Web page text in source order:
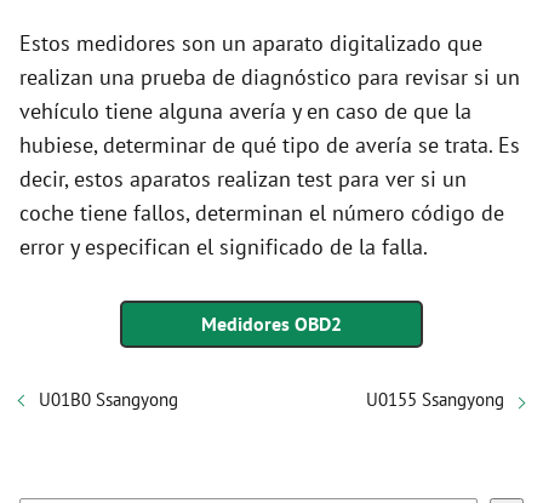
Estos medidores son un aparato digitalizado que
realizan una prueba de diagnóstico para revisar si un
vehículo tiene alguna avería y en caso de que la
hubiese, determinar de qué tipo de avería se trata. Es
decir, estos aparatos realizan test para ver si un
coche tiene fallos, determinan el número código de
error y especifican el significado de la falla.
Medidores OBD2
U01B0 Ssangyong U0155 Ssangyong